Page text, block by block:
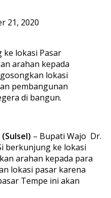
21, 2020
lokasi Pasar
arahan kepada
lokasi
pembangunan
di bangun.
(Sulsel) – Bupati Wajo Dr.
berkunjung ke lokasi
arahan kepada para
lokasi pasar karena
Tempe ini akan